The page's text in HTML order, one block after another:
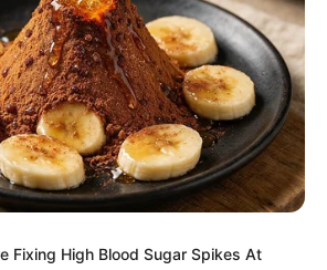
0
Fixing High Blood Sugar Spikes At